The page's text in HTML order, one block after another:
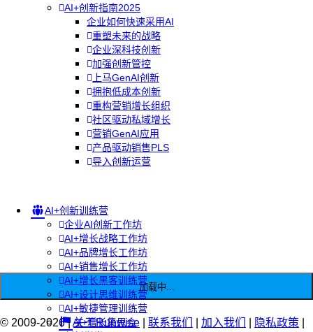
AI+创新指南2025
企业如何快速采用AI
重塑未来的战略
企业深科技创新
加强创新管控
上马GenAI创新
拥抱低成本创新
重构营销增长组织
社区驱动私域增长
营销GenAI应用
产品驱动销售PLS
导入创新运营
AI+创新训练营
企业AI创新工作坊
AI+增长战略工作坊
AI+品牌增长工作坊
AI+销售增长工作坊
AI+增长黑客训练营
AI+设计思维训练营
AI+敏捷管理训练营
AI+增长集思会
加载中...
© 2009-2026 |关于Runwise 联系我们 加入我们 隐私政策